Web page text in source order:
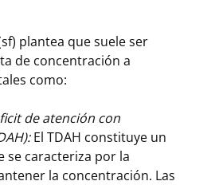
plantea que suele ser
de concentración a
como:
de atención con
El TDAH constituye un
se caracteriza por la
la concentración. Las